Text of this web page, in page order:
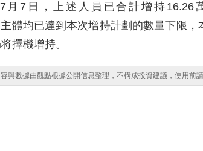
月7日，上述人員已合計增持16.26
體均已達到本次增持計劃的數量下限，
擇機增持。
與數據由觀點根據公開信息整理，不構成投資建議，使用前請